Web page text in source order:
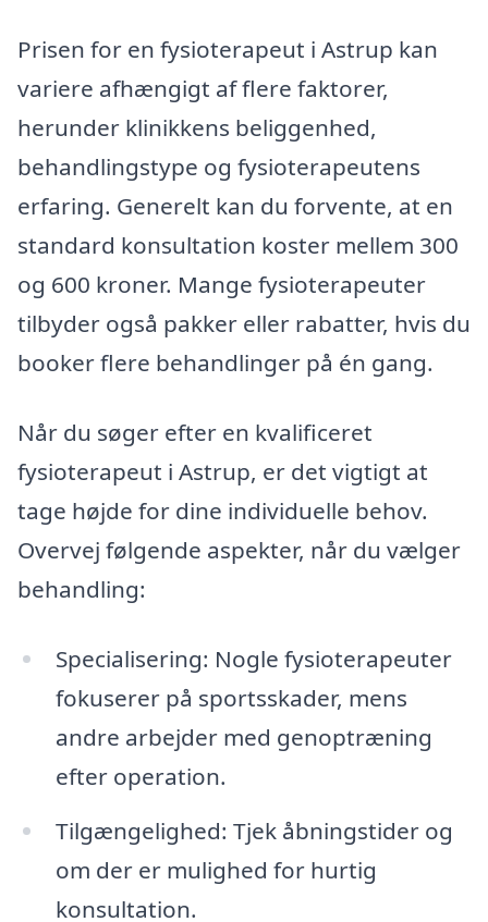
Prisen for en fysioterapeut i Astrup kan
variere afhængigt af flere faktorer,
herunder klinikkens beliggenhed,
behandlingstype og fysioterapeutens
erfaring. Generelt kan du forvente, at en
standard konsultation koster mellem 300
og 600 kroner. Mange fysioterapeuter
tilbyder også pakker eller rabatter, hvis du
booker flere behandlinger på én gang.
Når du søger efter en kvalificeret
fysioterapeut i Astrup, er det vigtigt at
tage højde for dine individuelle behov.
Overvej følgende aspekter, når du vælger
behandling:
Specialisering: Nogle fysioterapeuter
fokuserer på sportsskader, mens
andre arbejder med genoptræning
efter operation.
Tilgængelighed: Tjek åbningstider og
om der er mulighed for hurtig
konsultation.